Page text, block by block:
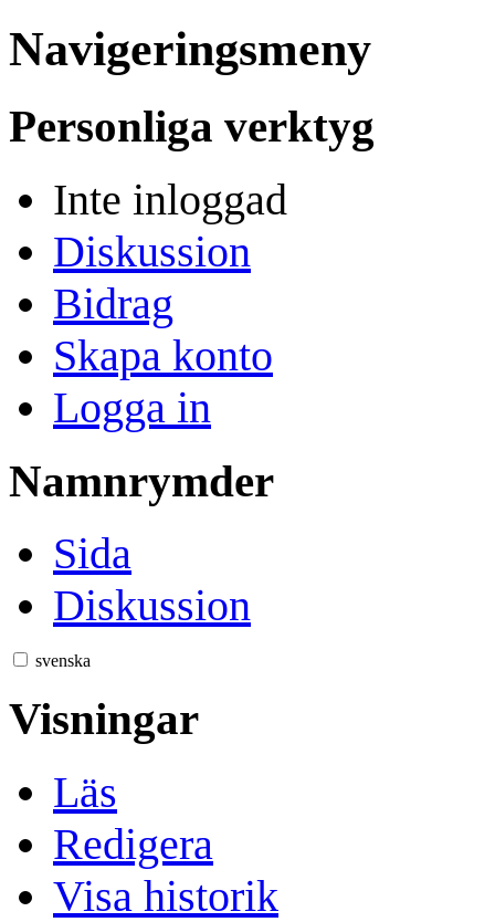
Navigeringsmeny
Personliga verktyg
Inte inloggad
Diskussion
Bidrag
Skapa konto
Logga in
Namnrymder
Sida
Diskussion
svenska
Visningar
Läs
Redigera
Visa historik